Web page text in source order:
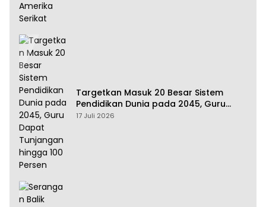
Targetkan Masuk 20 Besar Sistem
Pendidikan Dunia pada 2045, Guru
Dapat Tunjangan hingga 100 Persen
17 Juli 2026